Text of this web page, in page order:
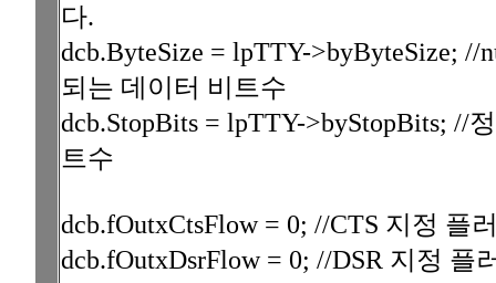
다.
dcb.ByteSize = lpTTY->byByteSize;
되는 데이터 비트수
dcb.StopBits = lpTTY->byStopBits; //
트수
dcb.fOutxCtsFlow = 0; //CTS 지정 플
dcb.fOutxDsrFlow = 0; //DSR 지정